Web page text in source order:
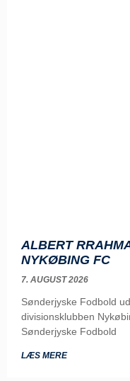
ALBERT
NYKØBING FC
7. AUGUST 2026
Sønderjyske Fodbold
divisionsklubben
Sønderjyske Fodbold
LÆS MERE